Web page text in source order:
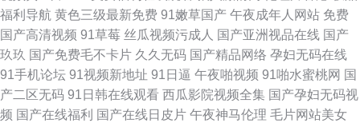
福利导航 黄色三级最新免费 91嫩草国产 午夜成年人网站 免费
国产高清视频 91草莓 丝瓜视频污成人 国产亚洲视品在线 国产
玖玖 国产免费毛不卡片 久久无码 国产精品网络 孕妇无码在线
91手机论坛 91视频新地址 91日逼 午夜啪视频 91啪水蜜桃网 国
产二区无码 91日韩在线观看 西瓜影院视频全集 国产孕妇无码视
频 国产在线福利 国产在线日皮片 午夜神马伦理 毛片网站美女